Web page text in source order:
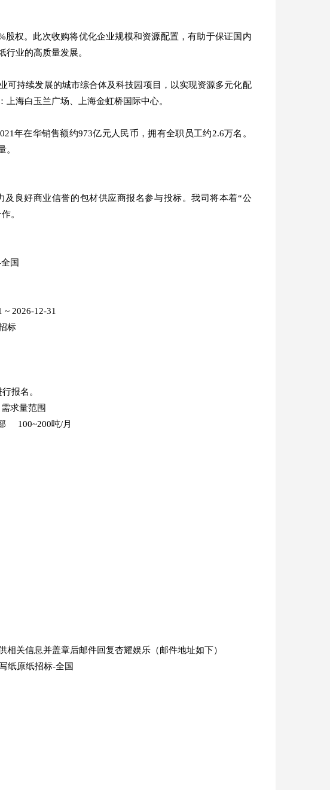
股权。此次收购将优化企业规模和资源配置，有助于保证国内
业的高质量发展。
可持续发展的城市综合体及科技园项目，以实现资源多元化配
海白玉兰广场、上海金虹桥国际中心。
年在华销售额约973亿元人民币，拥有全职员工约2.6万名。
。
良好商业信誉的包材供应商报名参与投标。我司将本着“公
。
国
~ 2026-12-31
标
报名。
量范围
吨/月
关信息并盖章后邮件回复杏耀娱乐（邮件地址如下）
纸原纸招标-全国